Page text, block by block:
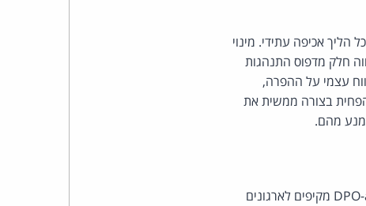
אכיפה עתידי. מינוי
חלק מדפוס התנהגות
עצמי על ההפרה,
בצורה ממשית את
מהם.
קבוצת הסייבר, הפרטיות וזכויות היוצרים בפרל כהן צדק לצר ברץ מציעה פתרונות DPO-as-a-Service מקיפים לארגונים